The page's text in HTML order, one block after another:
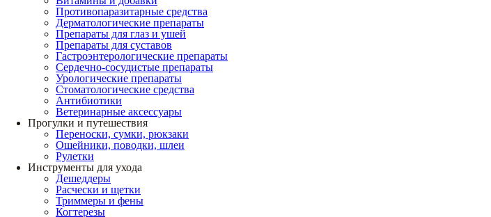
Противопаразитарные средства
Дерматологические препараты
Препараты для глаз и ушей
Препараты для суставов
Гастроэнтерологические препараты
Сердечно-сосудистые препараты
Урологические препараты
Стоматологические средства
Антибиотики
Ветеринарные аксессуары
Прогулки и путешествия
Переноски, сумки, рюкзаки
Ошейники, поводки, шлеи
Рулетки
Инструменты для ухода
Дешеддеры
Расчески и щетки
Триммеры и фены
Когтерезы